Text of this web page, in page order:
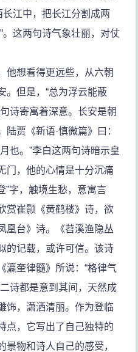
长江中，把长江分割成两
。这两句诗气象壮丽，对仗
想看得更远些，从六朝
。但是，“总为浮云能蔽
诗寄寓着深意。长安是朝
贾《新语·慎微篇》曰：
也。”李白这两句诗暗示皇
门，他的心情是十分沉痛
”字，触境生愁，意寓言
赏崔颢《黄鹤楼》诗，欲
凰台》诗。《苕溪渔隐丛
的记载，或许可信。该诗
瀛奎律髓》所说：“格律气
诗都是意到其间，天然成
饰，潇洒清丽。作为登临
点，它写出了自己独特的
景物和诗人自己的感受，